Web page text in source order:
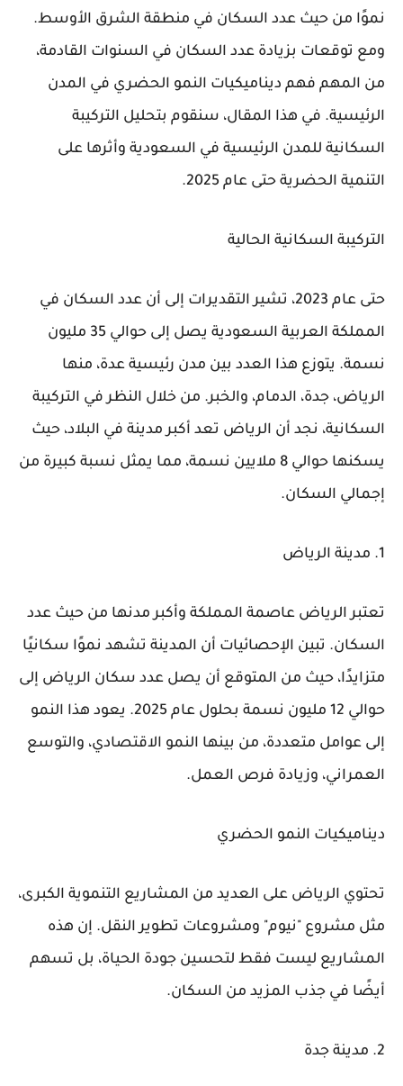
نموًا من حيث عدد السكان في منطقة الشرق الأوسط.
ومع توقعات بزيادة عدد السكان في السنوات القادمة،
من المهم فهم ديناميكيات النمو الحضري في المدن
الرئيسية. في هذا المقال، سنقوم بتحليل التركيبة
السكانية للمدن الرئيسية في السعودية وأثرها على
التنمية الحضرية حتى عام 2025.
التركيبة السكانية الحالية
حتى عام 2023، تشير التقديرات إلى أن عدد السكان في
المملكة العربية السعودية يصل إلى حوالي 35 مليون
نسمة. يتوزع هذا العدد بين مدن رئيسية عدة، منها
الرياض، جدة، الدمام، والخبر. من خلال النظر في التركيبة
السكانية، نجد أن الرياض تعد أكبر مدينة في البلاد، حيث
يسكنها حوالي 8 ملايين نسمة، مما يمثل نسبة كبيرة من
إجمالي السكان.
1. مدينة الرياض
تعتبر الرياض عاصمة المملكة وأكبر مدنها من حيث عدد
السكان. تبين الإحصائيات أن المدينة تشهد نموًا سكانيًا
متزايدًا، حيث من المتوقع أن يصل عدد سكان الرياض إلى
حوالي 12 مليون نسمة بحلول عام 2025. يعود هذا النمو
إلى عوامل متعددة، من بينها النمو الاقتصادي، والتوسع
العمراني، وزيادة فرص العمل.
ديناميكيات النمو الحضري
تحتوي الرياض على العديد من المشاريع التنموية الكبرى،
مثل مشروع "نيوم" ومشروعات تطوير النقل. إن هذه
المشاريع ليست فقط لتحسين جودة الحياة، بل تسهم
أيضًا في جذب المزيد من السكان.
2. مدينة جدة